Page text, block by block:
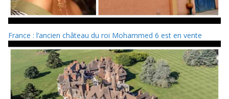
France : l’ancien château du roi Mohammed 6 est en vente